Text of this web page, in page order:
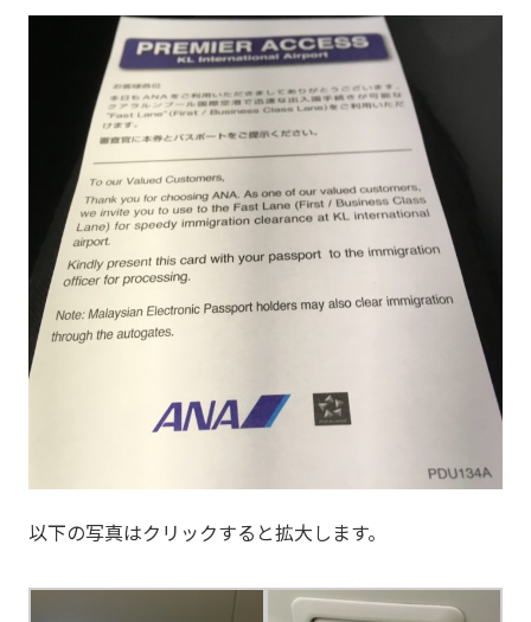
以下の写真はクリックすると拡大します。